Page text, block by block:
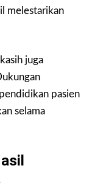
melestarikan
juga
pasien
selama